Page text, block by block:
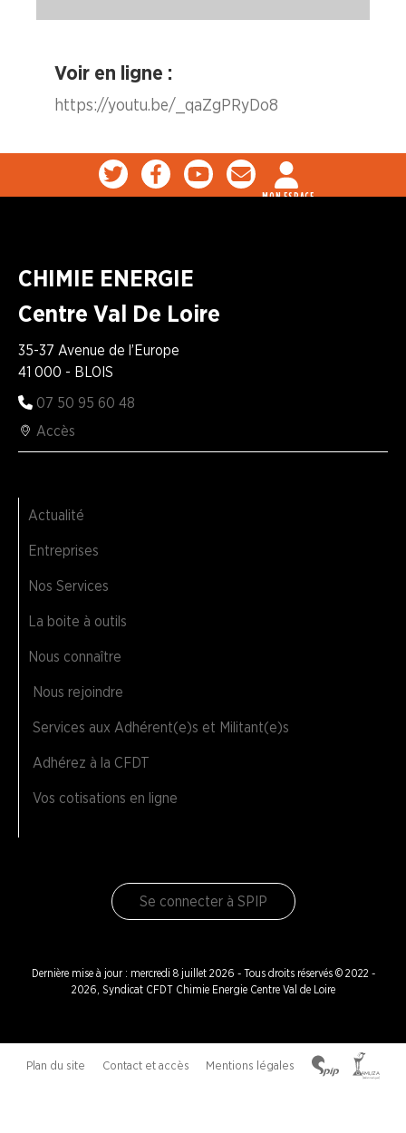
Voir en ligne :
https://youtu.be/_qaZgPRyDo8
MON ESPACE
CHIMIE ENERGIE
Centre Val De Loire
35-37 Avenue de l’Europe
41 000 - BLOIS
07 50 95 60 48
Accès
Actualité
Entreprises
Nos Services
La boite à outils
Nous connaître
Nous rejoindre
Services aux Adhérent(e)s et Militant(e)s
Adhérez à la CFDT
Vos cotisations en ligne
Se connecter à SPIP
Dernière mise à jour : mercredi 8 juillet 2026 - Tous droits réservés © 2022 -
2026, Syndicat CFDT Chimie Energie Centre Val de Loire
Plan du site Contact et accès Mentions légales